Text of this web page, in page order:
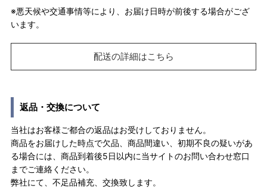
※悪天候や交通事情等により、お届け日時が前後する場合がござ
います。
配送の詳細はこちら
返品・交換について
当社はお客様ご都合の返品はお受けしておりません。
商品をお届けした時点で欠品、商品間違い、初期不良の疑いがあ
る場合には、商品到着後5日以内に当サイトのお問い合わせ窓口
までご連絡ください。
弊社にて、不足品補充、交換致します。